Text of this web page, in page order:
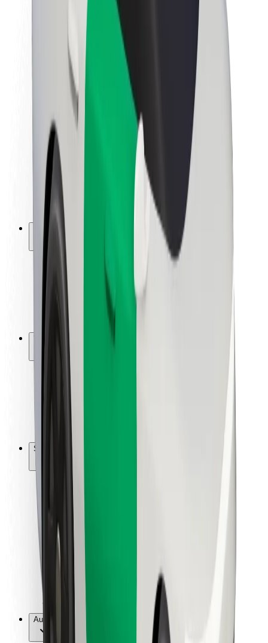
La durabilité chez Bolt
Project Zero
Blog
Actualités
Lignes directrices de marque
Notre mission
Relations investisseurs
Équipe de direction
La marque
Ressources
Fonds urbain
Sécurité
Sécurité des passagers
Sécurité des chauffeurs
Sécurité à trottinette
Safety Lab
Emplacements
Solutions pour les villes
Aéroports
Stations de charge Bolt
Support
Pour les passagers
Pour les chauffeurs
Pour les livreurs
Bolt Food
Pour les propriétaires de flotte
Pour les restaurants
Bolt for Business
Autres